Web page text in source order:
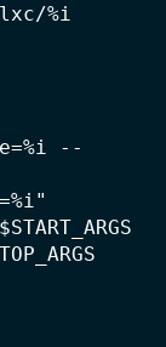
%i
--